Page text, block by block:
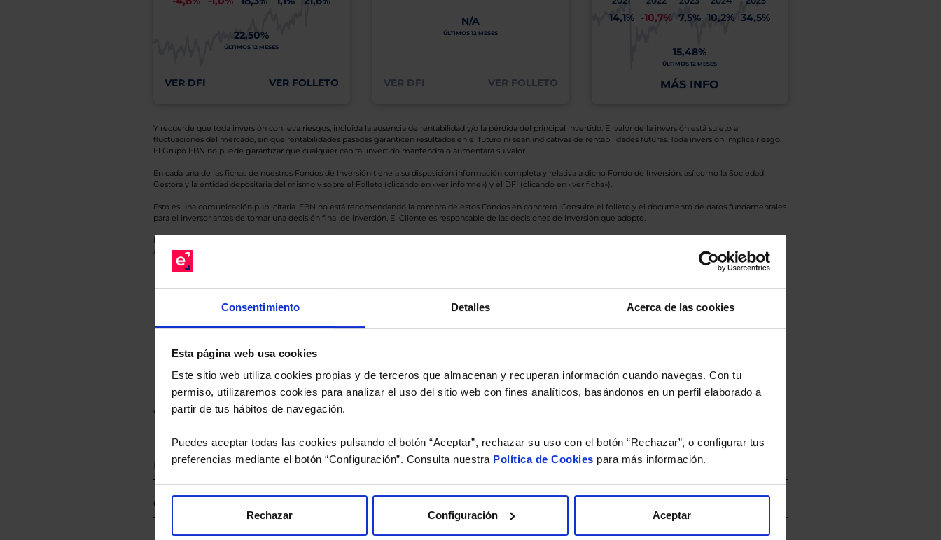
Consentimiento Detalles Acerca de las cookies
Esta página web usa cookies
Este sitio web utiliza cookies propias y de terceros que almacenan y recuperan información cuando navegas. Con tu
permiso, utilizaremos cookies para analizar el uso del sitio web con fines analíticos, basándonos en un perfil elaborado a
partir de tus hábitos de navegación.
Puedes aceptar todas las cookies pulsando el botón “Aceptar”, rechazar su uso con el botón “Rechazar”, o configurar tus
preferencias mediante el botón “Configuración”. Consulta nuestra Política de Cookies para más información.
Rechazar Configuración Aceptar
22,50%
ÚLTIMOS 12 MESES
VER DFI VER FOLLETO
N/A
ÚLTIMOS 12 MESES
VER DFI VER FOLLETO
14,1% -10,7% 7,5% 10,2% 34,5%
15,48%
ÚLTIMOS 12 MESES
MÁS INFO
Y recuerde que toda inversión conlleva riesgos, incluida la ausencia de rentabilidad y/o la pérdida del principal invertido. El valor de la inversión está sujeto a
fluctuaciones del mercado, sin que rentabilidades pasadas garanticen resultados en el futuro ni sean indicativas de rentabilidades futuras. Toda inversión implica riesgo.
El Grupo EBN no puede garantizar que cualquier capital invertido mantendrá o aumentará su valor.
En cada una de las fichas de nuestros Fondos de Inversión tiene a su disposición información completa y relativa a dicho Fondo de Inversión, así como la Sociedad
Gestora y la entidad depositaria del mismo y sobre el Folleto (clicando en «ver informe») y el DFI (clicando en «ver ficha»).
Esto es una comunicación publicitaria. EBN no está recomendando la compra de estos Fondos en concreto. Consulte el folleto y el documento de datos fundamentales
para el inversor antes de tomar una decisión final de inversión. El Cliente es responsable de las decisiones de inversión que adopte.
Los datos de rentabilidad mostrados hacen referencia a los Valores Liquidativos del Fondo al cierre de la última sesión, y se calculan de Valor Liquidativo de la sesión
anterior a Valor Liquidativo actual con reinversión de dividendos si el fondo es de reparto. Todas las rentabilidades mostradas están en la divisa Euro.
Recomendado.
Le hacemos un estudio gratuito de su cartera.
Descárguese el archivoe indíquenos los ISINs de sus Fondos y nuestros expertos le enviarán un estudio gratuito
de sus alternativas de Clases Limpias con las que podrá ahorrar en sus costes.